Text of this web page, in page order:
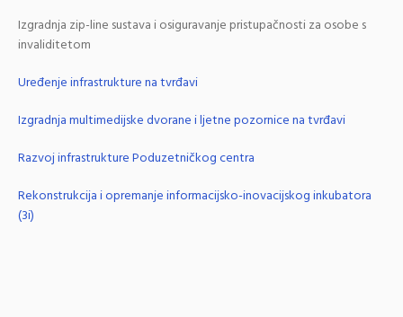
Izgradnja zip-line sustava i osiguravanje pristupačnosti za osobe s
invaliditetom
Uređenje infrastrukture na tvrđavi
Izgradnja multimedijske dvorane i ljetne pozornice na tvrđavi
Razvoj infrastrukture Poduzetničkog centra
Rekonstrukcija i opremanje informacijsko-inovacijskog inkubatora
(3i)